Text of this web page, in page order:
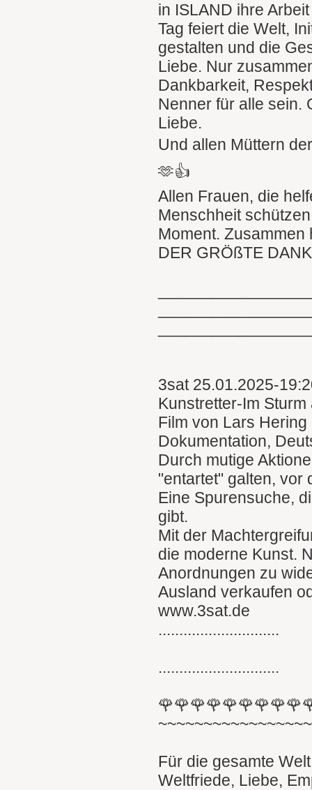
in ISLAND ihre
Tag feiert die Welt,
gestalten und die
Liebe. Nur
Dankbarkeit,
Nenner für alle sein.
Liebe.
Und allen Müttern
🫶👍
Allen Frauen, die
Menschheit
Moment. Zusammen
DER GRÖßTE
3sat 25.01.2025-
Kunstretter-Im
Film von Lars Hering
Dokumentation,
Durch mutige
"entartet" galten, vor
Eine Spurensuche,
gibt.
Mit der
die moderne Kunst.
Anordnungen zu
Ausland verkaufen
www.3sat.de
.............................
.............................
Für die gesamte
Weltfriede, Liebe,